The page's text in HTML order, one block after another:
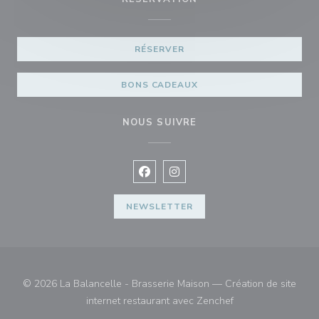
RÉSERVER
BONS CADEAUX
NOUS SUIVRE
Facebook ((ouvre une nouvelle
Instagram ((ouvre une
NEWSLETTER
© 2026 La Balancelle - Brasserie Maison — Création de site
internet restaurant avec Zenchef((ouvre une